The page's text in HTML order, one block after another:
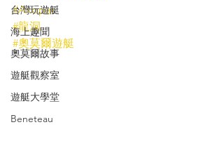
台灣玩遊艇
海上趣聞
奧莫爾故事
遊艇觀察室
遊艇大學堂
Beneteau
#Axopar
#龍洞
#奧莫爾遊艇